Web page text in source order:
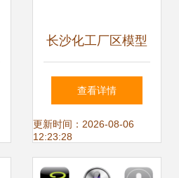
长沙化工厂区模型
定制 一探行业精准
呈现与价格参数
查看详情
更新时间：2026-08-06
12:23:28